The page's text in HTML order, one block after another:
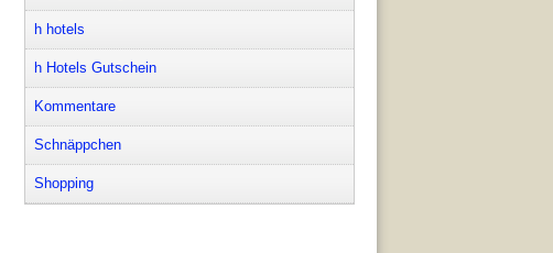
h hotels
h Hotels Gutschein
Kommentare
Schnäppchen
Shopping